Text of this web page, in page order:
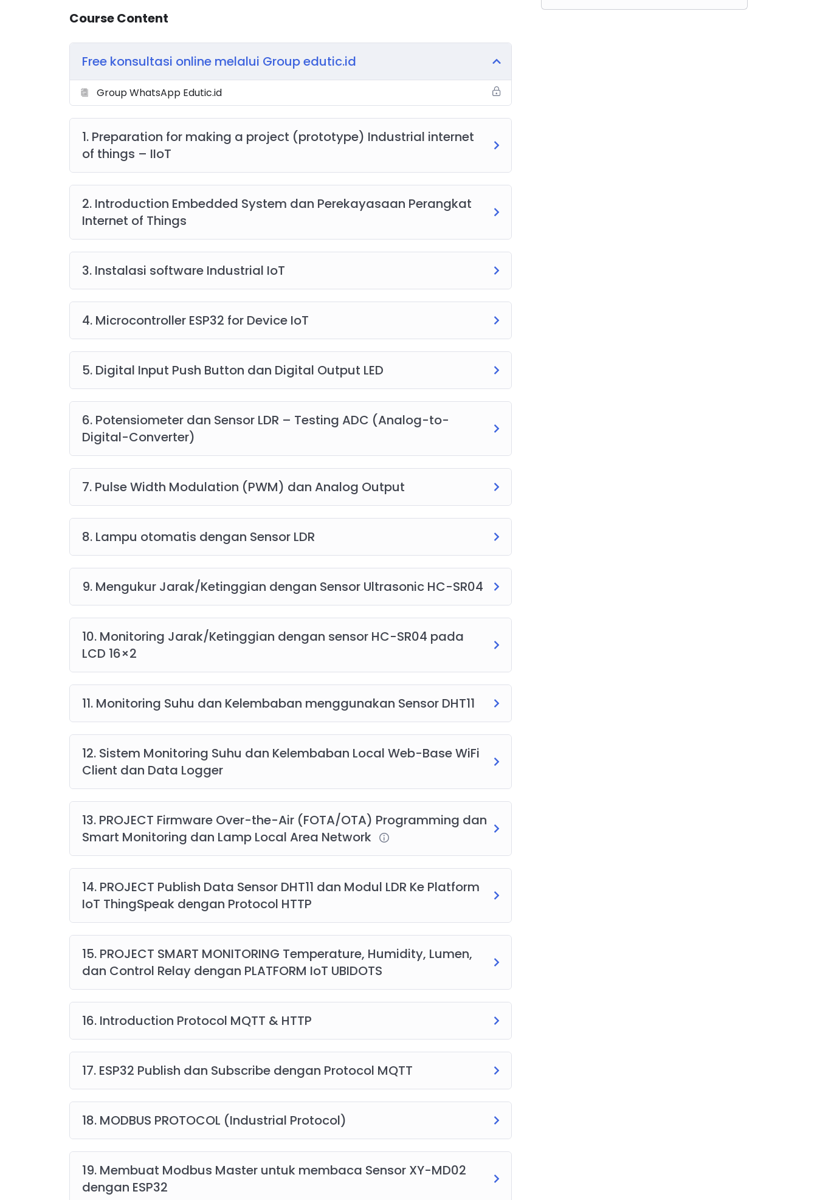
Bonus Eksklusif:
Pelatihan Onlinelangsung bersama trainer
Akses LMSberisi materi IoT terstruktur dan video tutorial
Jika Ada yang ditanyakan silahkan hubungi
:
Hubungi Admin via WhatsApp
Course Content
Free konsultasi online melalui Group edutic.id
Group WhatsApp Edutic.id
1. Preparation for making a project (prototype) Industrial internet
of things – IIoT
2. Introduction Embedded System dan Perekayasaan Perangkat
Internet of Things
3. Instalasi software Industrial IoT
4. Microcontroller ESP32 for Device IoT
5. Digital Input Push Button dan Digital Output LED
6. Potensiometer dan Sensor LDR – Testing ADC (Analog-to-
Digital-Converter)
7. Pulse Width Modulation (PWM) dan Analog Output
8. Lampu otomatis dengan Sensor LDR
9. Mengukur Jarak/Ketinggian dengan Sensor Ultrasonic HC-SR04
10. Monitoring Jarak/Ketinggian dengan sensor HC-SR04 pada
LCD 16×2
11. Monitoring Suhu dan Kelembaban menggunakan Sensor DHT11
12. Sistem Monitoring Suhu dan Kelembaban Local Web-Base WiFi
Client dan Data Logger
13. PROJECT Firmware Over-the-Air (FOTA/OTA) Programming dan
Smart Monitoring dan Lamp Local Area Network
14. PROJECT Publish Data Sensor DHT11 dan Modul LDR Ke Platform
IoT ThingSpeak dengan Protocol HTTP
15. PROJECT SMART MONITORING Temperature, Humidity, Lumen,
dan Control Relay dengan PLATFORM IoT UBIDOTS
16. Introduction Protocol MQTT & HTTP
17. ESP32 Publish dan Subscribe dengan Protocol MQTT
18. MODBUS PROTOCOL (Industrial Protocol)
19. Membuat Modbus Master untuk membaca Sensor XY-MD02
dengan ESP32